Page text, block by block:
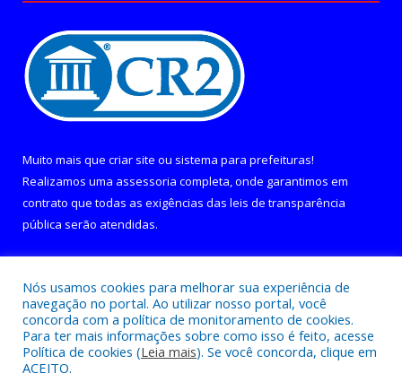
Muito mais que criar site ou sistema para prefeituras!
Realizamos uma assessoria completa, onde garantimos em
contrato que todas as exigências das leis de transparência
pública serão atendidas.
Todos os direitos reservados a Câmara Municipal de Curralinho.
Nós usamos cookies para melhorar sua experiência de
navegação no portal. Ao utilizar nosso portal, você
concorda com a política de monitoramento de cookies.
Para ter mais informações sobre como isso é feito, acesse
Política de cookies (Leia mais). Se você concorda, clique em
ACEITO.